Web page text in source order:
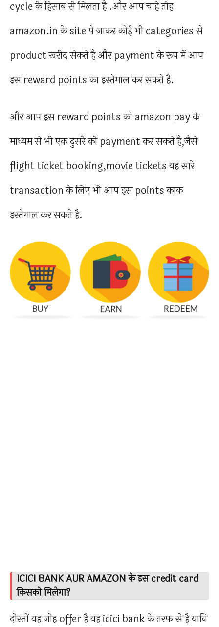
cycle के हिसाब से मिलता है .और आप चाहे तोह
amazon.in के site पे जाकर कोई भी categories से
product खरीद सेकते है और payment के रूप में आप
इस reward points का इस्तेमाल कर सकते है.
और आप इस reward points को amazon pay के
माध्यम से भी एक दुसरे को payment कर सकते है,जैसे
flight ticket booking,movie tickets यह सारे
transaction के लिए भी आप इस points काक
इस्तेमाल कर सकते है.
ICICI BANK AUR AMAZON के इस credit card
किसको मिलेगा?
दोस्तों यह जोह offer है यह icici bank के तरफ से है यानि